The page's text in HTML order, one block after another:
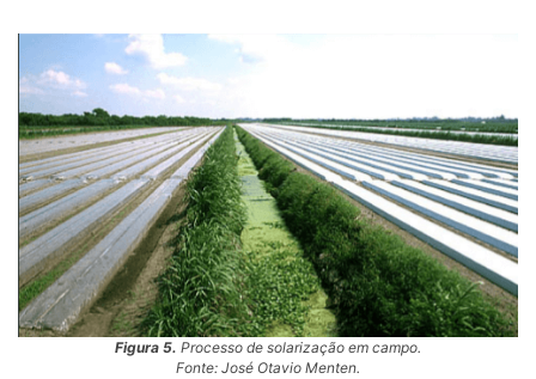
Figura 5. Processo de solarização em campo.
Fonte: José Otavio Menten.